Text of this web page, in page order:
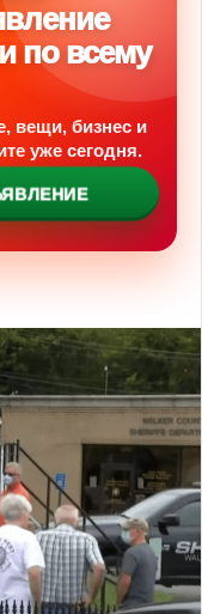
по всему
вещи, бизнес и
уже сегодня.